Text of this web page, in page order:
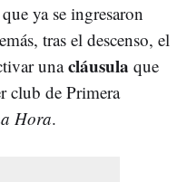
que ya se ingresaron
tras el descenso, el
unacláusula que
club de Primera
Hora.